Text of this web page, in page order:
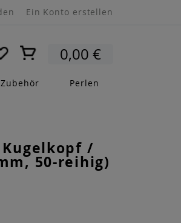
Ein Konto erstellen
Mein Warenkorb
0,00 €
Zubehör Perlen
/
50-reihig)